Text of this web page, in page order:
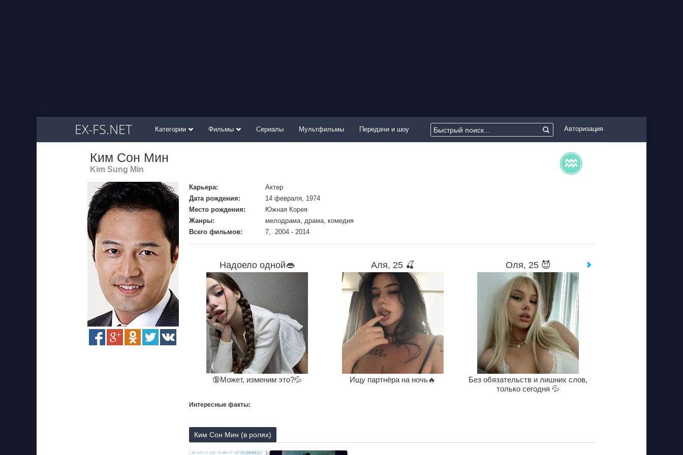
EX-FS.NET Категории Фильмы Сериалы Мультфильмы Передачи и шоу Авторизация
Ким Сон Мин
Kim Sung Min
Карьера:
Актер
Дата рождения:
14 февраля, 1974
Место рождения:
Южная Корея
Жанры:
мелодрама, драма, комедия
Всего фильмов:
7, 2004 - 2014
Надоело одной👄
🔞Может, изменим это?💦
Аля, 25 🍒
Ищу партнёра на ночь🔥
Оля, 25 😈
Без обязательств и лишних слов,
только сегодня 💦
Интересные факты:
Ким Сон Мин (в ролях)